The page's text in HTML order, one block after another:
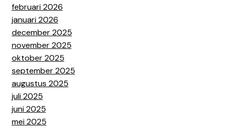
februari 2026
januari 2026
december 2025
november 2025
oktober 2025
september 2025
augustus 2025
juli 2025
juni 2025
mei 2025